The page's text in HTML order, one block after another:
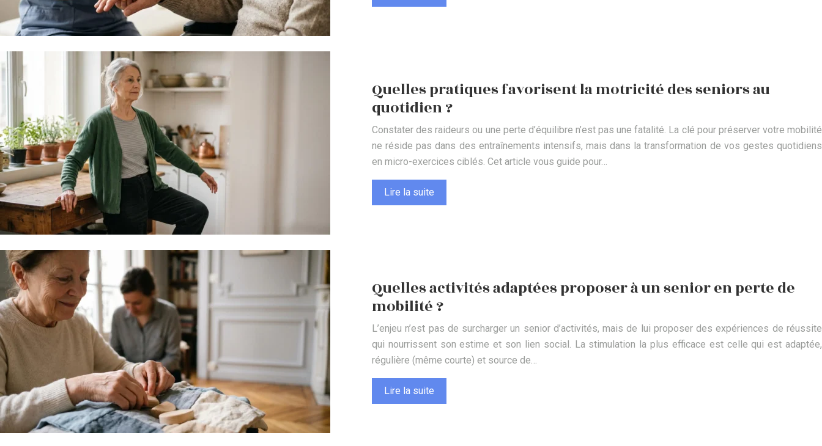
Quelles pratiques favorisent la motricité des seniors au
quotidien ?
Constater des raideurs ou une perte d’équilibre n’est pas une fatalité. La clé pour préserver votre mobilité
ne réside pas dans des entraînements intensifs, mais dans la transformation de vos gestes quotidiens
en micro-exercices ciblés. Cet article vous guide pour…
Lire la suite
Quelles activités adaptées proposer à un senior en perte de
mobilité ?
L’enjeu n’est pas de surcharger un senior d’activités, mais de lui proposer des expériences de réussite
qui nourrissent son estime et son lien social. La stimulation la plus efficace est celle qui est adaptée,
régulière (même courte) et source de…
Lire la suite